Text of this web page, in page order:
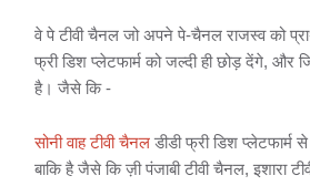
वे पे टीवी चैनल जो अपने पे-चैनल राजस्व को
फ्री डिश प्लेटफार्म को जल्दी ही छोड़ देंगे, और
है। जैसे कि -
सोनी वाह टीवी चैनल डीडी फ्री डिश
बाकि है जैसे कि ज़ी पंजाबी टीवी चैनल, इशारा